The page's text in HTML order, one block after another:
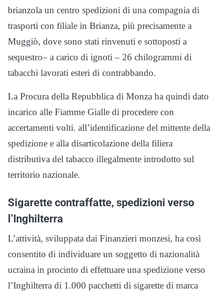
brianzola un centro spedizioni di una compagnia di
trasporti con filiale in Brianza, più precisamente a
Muggiò, dove sono stati rinvenuti e sottoposti a
sequestro– a carico di ignoti – 26 chilogrammi di
tabacchi lavorati esteri di contrabbando.
La Procura della Repubblica di Monza ha quindi dato
incarico alle Fiamme Gialle di procedere con
accertamenti volti. all’identificazione del mittente della
spedizione e alla disarticolazione della filiera
distributiva del tabacco illegalmente introdotto sul
territorio nazionale.
Sigarette contraffatte, spedizioni verso
l’Inghilterra
L’attività, sviluppata dai Finanzieri monzesi, ha così
consentito di individuare un soggetto di nazionalità
ucraina in procinto di effettuare una spedizione verso
l’Inghilterra di 1.000 pacchetti di sigarette di marca